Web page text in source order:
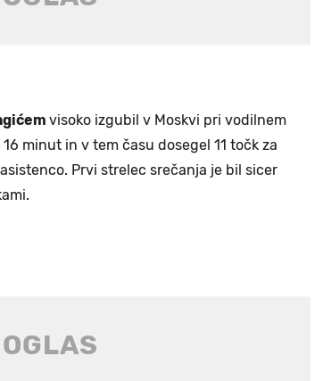
visoko izgubil v Moskvi pri vodilnem
16 minut in v tem času dosegel 11 točk za
Prvi strelec srečanja je bil sicer